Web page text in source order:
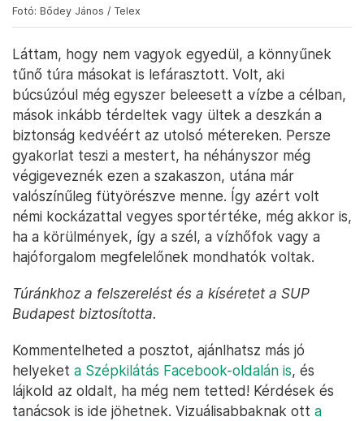
Fotó: Bődey János / Telex
Láttam, hogy nem vagyok egyedül, a könnyűnek
tűnő túra másokat is lefárasztott. Volt, aki
búcsúzóul még egyszer beleesett a vízbe a célban,
mások inkább térdeltek vagy ültek a deszkán a
biztonság kedvéért az utolsó métereken. Persze
gyakorlat teszi a mestert, ha néhányszor még
végigeveznék ezen a szakaszon, utána már
valószínűleg fütyörészve menne. Így azért volt
némi kockázattal vegyes sportértéke, még akkor is,
ha a körülmények, így a szél, a vízhőfok vagy a
hajóforgalom megfelelőnek mondhatók voltak.
Túránkhoz a felszerelést és a kíséretet a SUP
Budapest biztosította.
Kommentelheted a posztot, ajánlhatsz más jó
helyeket a Szépkilátás Facebook-oldalán is, és
lájkold az oldalt, ha még nem tetted! Kérdések és
tanácsok is ide jöhetnek. Vizuálisabbaknak ott a